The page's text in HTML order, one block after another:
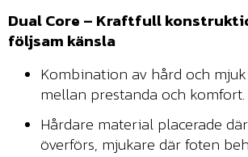
Dual Core – Kraftfull
följsam känsla
Kombination av hård och
mellan prestanda och komfort.
Hårdare material placerade
överförs, mjukare där foten